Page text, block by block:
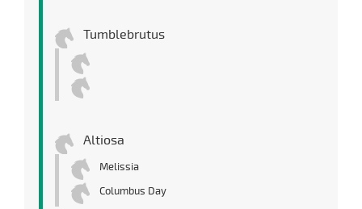
Tumblebrutus
Altiosa
Melissia
Columbus Day